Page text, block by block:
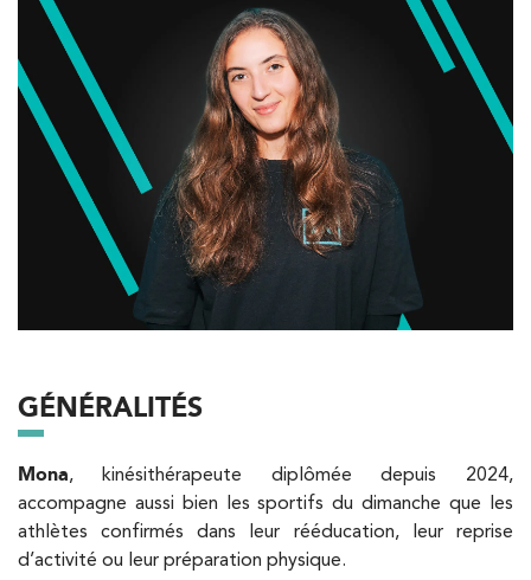
GÉNÉRALITÉS
Mona, kinésithérapeute diplômée depuis 2024,
accompagne aussi bien les sportifs du dimanche que les
athlètes confirmés dans leur rééducation, leur reprise
d’activité ou leur préparation physique.
Trouvez votre cabinet de
kinésithérapie IK
Besoin d’Imagerie Médicale à Antony ? IRM, scanner,
échographie, infiltrations, radiologie… Olympe Imagerie
vous reçoit dans des délais courts sur le Centre Olympe
Santé, même bâtiment que votre kinésithérapeute !
Filtrer les cabinets avec balnéothérapie
IK Paris 16 – Trocadéro
8 Avenue de Camoens 75116 Paris
01 42 15 22 46
PRENDRE RDV